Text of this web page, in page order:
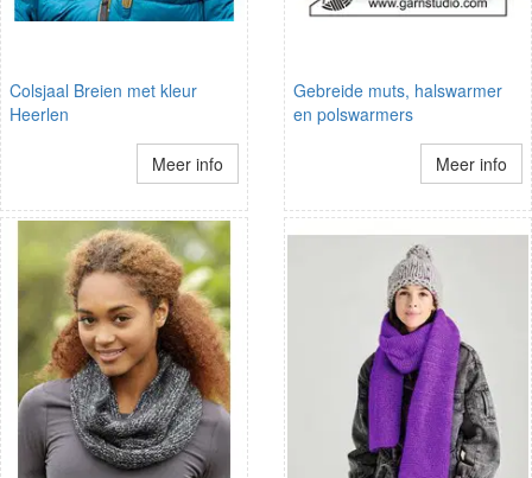
Colsjaal Breien met kleur
Heerlen
Meer info
Gebreide muts, halswarmer
en polswarmers
Meer info